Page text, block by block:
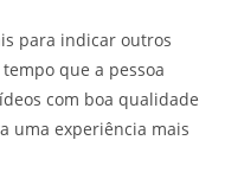
para indicar outros
que a pessoa
com boa qualidade
uma experiência mais